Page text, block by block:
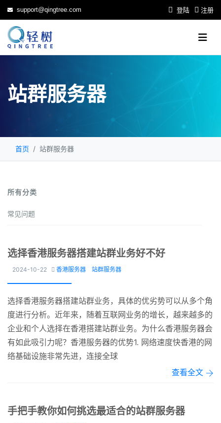
support@qingtree.com 登陆 注册
站群服务器
首页 站群服务器
所有分类
常见问题
选择香港服务器搭建站群业务好不好
2024-10-22  香港服务器 站群服务器
选择香港服务器搭建站群业务，具体的优劣势可以从多个角
度进行分析。近年来，随着互联网业务的增长，越来越多的
企业和个人选择在香港搭建站群业务。为什么香港服务器会
有如此吸引力呢？香港服务器的优势1. 网络速度快香港的网
络基础设施非常先进，连接全球
查看全文
手把手教你如何挑选最适合的站群服务器